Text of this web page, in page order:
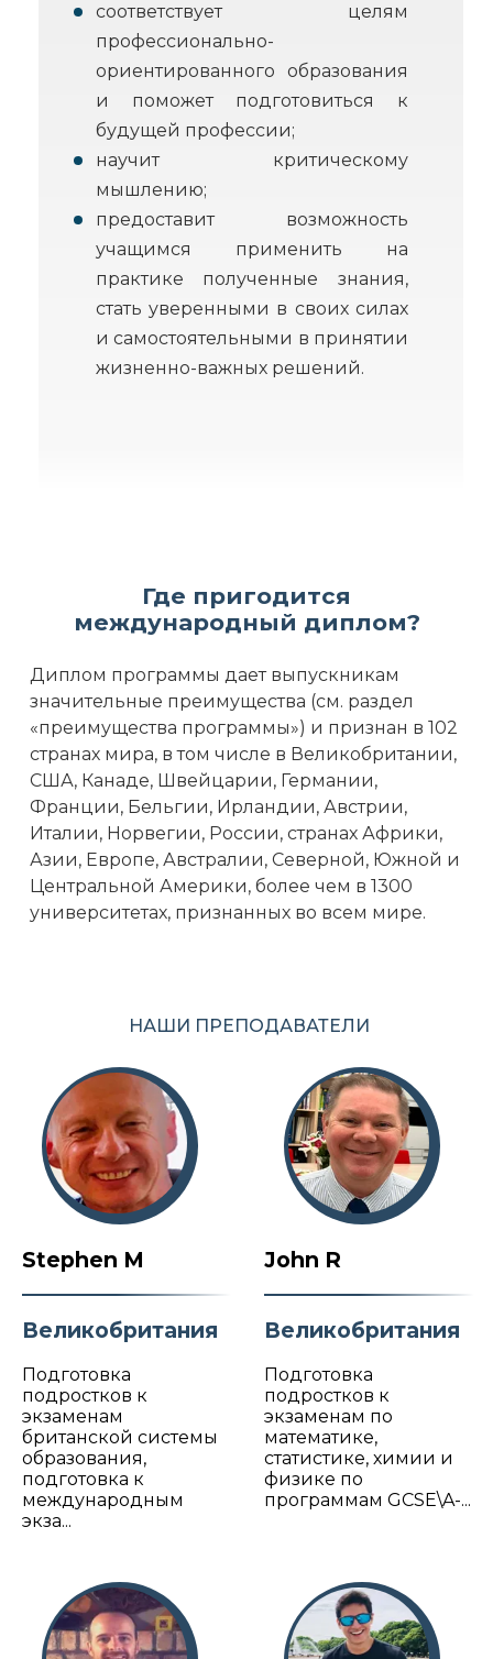
соответствует целям
профессионально-
ориентированного образования
и поможет подготовиться к
будущей профессии;
научит критическому
мышлению;
предоставит возможность
учащимся применить на
практике полученные знания,
стать уверенными в своих силах
и самостоятельными в принятии
жизненно-важных решений.
Где пригодится
международный диплом?
Диплом программы дает выпускникам
значительные преимущества (см. раздел
«преимущества программы») и признан в 102
странах мира, в том числе в Великобритании,
США, Канаде, Швейцарии, Германии,
Франции, Бельгии, Ирландии, Австрии,
Италии, Норвегии, России, странах Африки,
Азии, Европе, Австралии, Северной, Южной и
Центральной Америки, более чем в 1300
университетах, признанных во всем мире.
НАШИ ПРЕПОДАВАТЕЛИ
Stephen M
Великобритания
Подготовка
подростков к
экзаменам
британской системы
образования,
подготовка к
международным
экза...
John R
Великобритания
Подготовка
подростков к
экзаменам по
математике,
статистике, химии и
физике по
программам GCSE\A-...